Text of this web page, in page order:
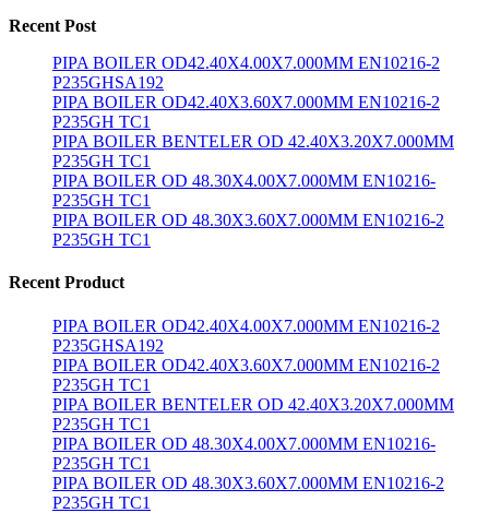
Recent Post
PIPA BOILER OD42.40X4.00X7.000MM EN10216-2
P235GHSA192
PIPA BOILER OD42.40X3.60X7.000MM EN10216-2
P235GH TC1
PIPA BOILER BENTELER OD 42.40X3.20X7.000MM
P235GH TC1
PIPA BOILER OD 48.30X4.00X7.000MM EN10216-
P235GH TC1
PIPA BOILER OD 48.30X3.60X7.000MM EN10216-2
P235GH TC1
Recent Product
PIPA BOILER OD42.40X4.00X7.000MM EN10216-2
P235GHSA192
PIPA BOILER OD42.40X3.60X7.000MM EN10216-2
P235GH TC1
PIPA BOILER BENTELER OD 42.40X3.20X7.000MM
P235GH TC1
PIPA BOILER OD 48.30X4.00X7.000MM EN10216-
P235GH TC1
PIPA BOILER OD 48.30X3.60X7.000MM EN10216-2
P235GH TC1